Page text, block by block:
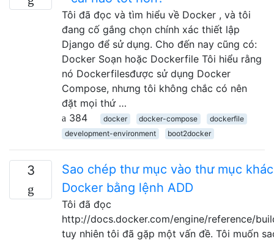
Tôi đã đọc và tìm hiểu về Docker , và tôi
đang cố gắng chọn chính xác thiết lập
Django để sử dụng. Cho đến nay cũng có:
Docker Soạn hoặc Dockerfile Tôi hiểu rằng
nó Dockerfilesđược sử dụng Docker
Compose, nhưng tôi không chắc có nên
đặt mọi thứ …
384
docker docker-compose
dockerfile
development-environment
boot2docker
3
Sao chép thư mục vào thư mục
Docker bằng lệnh ADD
Tôi đã đọc
http://docs.docker.com/engine/reference/
tuy nhiên tôi đã gặp một vấn đề. Tôi muốn